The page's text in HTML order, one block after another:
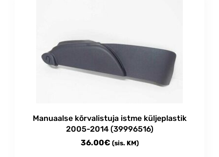
Manuaalse kõrvalistuja istme küljeplastik
2005-2014 (39996516)
36.00€ (sis. KM)